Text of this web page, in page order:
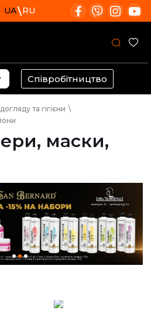
UA RU
Співробітництво
та гігієни \
маски,